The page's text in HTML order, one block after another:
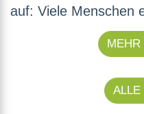
auf: Viele Menschen
MEHR
ALLE